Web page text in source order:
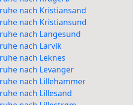
nach Kristiansand
nach Kristiansund
nach Langesund
nach Larvik
nach Leknes
nach Levanger
nach Lillehammer
nach Lillesand